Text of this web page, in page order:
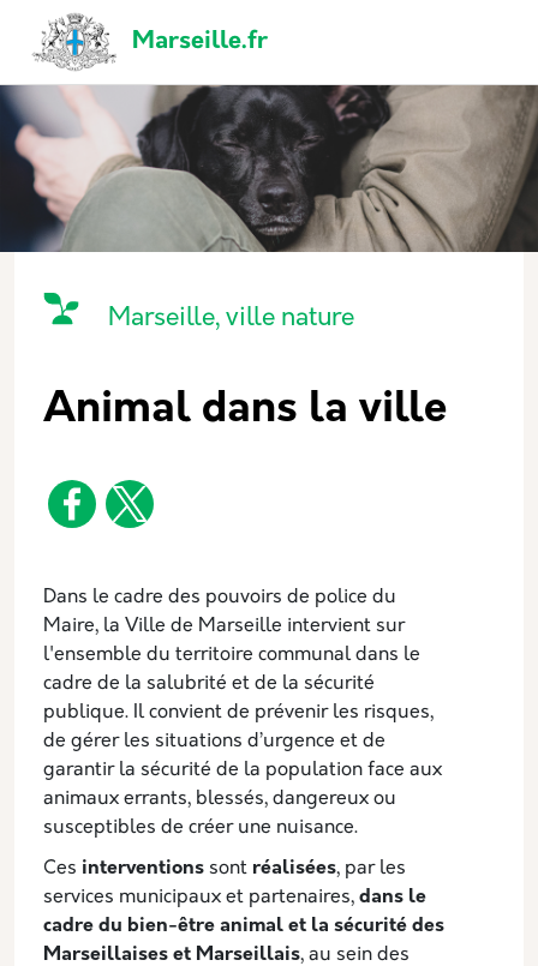
Marseille.fr
Navigation principale
Catégorie principale
IconeNom
Marseille, ville nature
Animal dans la ville
Description
Dans le cadre des pouvoirs de police du
Maire, la Ville de Marseille intervient sur
l'ensemble du territoire communal dans le
cadre de la salubrité et de la sécurité
publique. Il convient de prévenir les risques,
de gérer les situations d’urgence et de
garantir la sécurité de la population face aux
animaux errants, blessés, dangereux ou
susceptibles de créer une nuisance.
Ces interventions sont réalisées, par les
services municipaux et partenaires, dans le
cadre du bien-être animal et la sécurité des
Marseillaises et Marseillais, au sein des
Panneau de gestion des cookies